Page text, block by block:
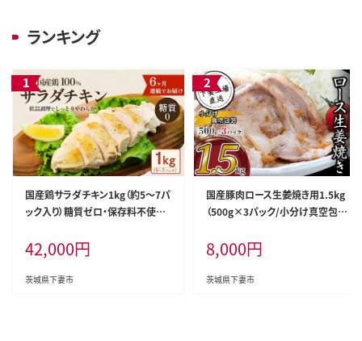
ランキング
国産鶏サラダチキン1kg（約5～7パ
ック入り）糖質ゼロ・保存料不使用
チキン ダイエット 筋トレ タンパク
質 サラダ おかず 国産 鶏肉 鶏 チキ
ン パック 食べ切り】
42,000円
茨城県下妻市
国産豚肉ロース生姜焼き用1.5kg
（500g×3パック/小分け真空包装）
ト パック 国産 豚ロース 生姜焼き
おかず 便利 お弁当 マルリン】
8,000円
茨城県下妻市